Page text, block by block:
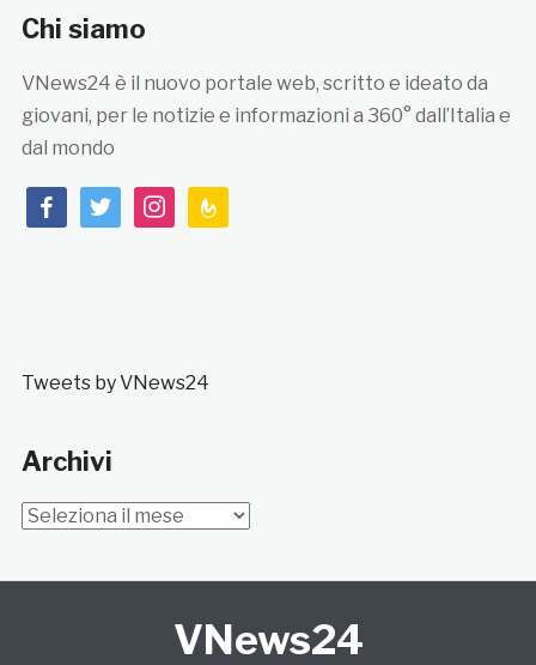
Chi siamo
VNews24 è il nuovo portale web, scritto e ideato da
giovani, per le notizie e informazioni a 360° dall’Italia e
dal mondo
facebooktwitterinstagramfeedburner
Tweets by VNews24
Archivi
Archivi
VNews24